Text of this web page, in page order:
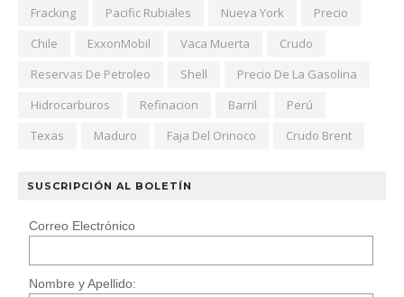
Fracking
Pacific Rubiales Nueva York
Precio
Chile
ExxonMobil Vaca Muerta
Crudo
Reservas De Petroleo
Shell
Precio De La Gasolina
Hidrocarburos
Refinacion Barril
Perú
Texas
Maduro Faja Del Orinoco Crudo Brent
SUSCRIPCIÓN AL BOLETÍN
Correo Electrónico
Nombre y Apellido: